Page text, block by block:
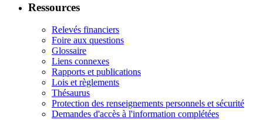
Ressources
Relevés financiers
Foire aux questions
Glossaire
Liens connexes
Rapports et publications
Lois et règlements
Thésaurus
Protection des renseignements personnels et sécurité
Demandes d'accès à l'information complétées